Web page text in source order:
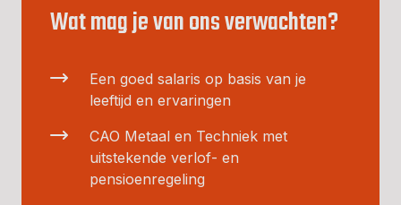
Wat mag je van ons verwachten?
Een goed salaris op basis van je
leeftijd en ervaringen
CAO Metaal en Techniek met
uitstekende verlof- en
pensioenregeling